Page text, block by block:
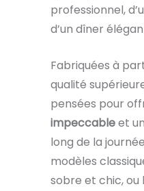
professionnel,
d’un dîner
Fabriquées à
qualité
pensées pour
impeccableet
long de la
modèles
sobre et chic,